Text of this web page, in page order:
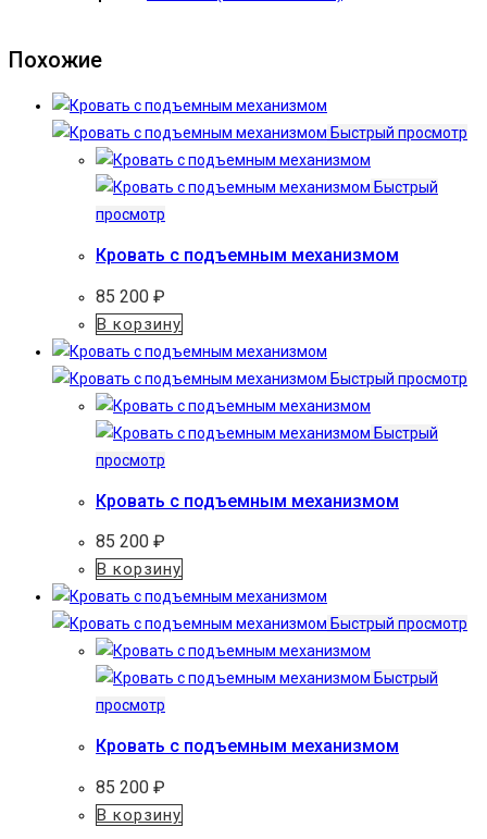
Похожие
Быстрый просмотр
Быстрый
просмотр
Кровать с подъемным механизмом
85 200 ₽
В корзину
Быстрый просмотр
Быстрый
просмотр
Кровать с подъемным механизмом
85 200 ₽
В корзину
Быстрый просмотр
Быстрый
просмотр
Кровать с подъемным механизмом
85 200 ₽
В корзину